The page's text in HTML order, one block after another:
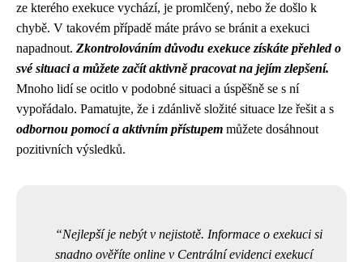
ze kterého exekuce vychází, je promlčený, nebo že došlo k
chybě. V takovém případě máte právo se bránit a exekuci
napadnout. Zkontrolováním důvodu exekuce získáte přehled o
své situaci a můžete začít aktivně pracovat na jejím zlepšení.
Mnoho lidí se ocitlo v podobné situaci a úspěšně se s ní
vypořádalo. Pamatujte, že i zdánlivě složité situace lze řešit a s
odbornou pomocí a aktivním přístupem můžete dosáhnout
pozitivních výsledků.
Nejlepší je nebýt v nejistotě. Informace o exekuci si
snadno ověříte online v Centrální evidenci exekucí